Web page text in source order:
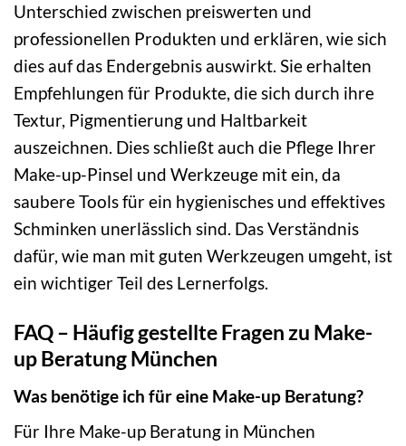
Unterschied zwischen preiswerten und
professionellen Produkten und erklären, wie sich
dies auf das Endergebnis auswirkt. Sie erhalten
Empfehlungen für Produkte, die sich durch ihre
Textur, Pigmentierung und Haltbarkeit
auszeichnen. Dies schließt auch die Pflege Ihrer
Make-up-Pinsel und Werkzeuge mit ein, da
saubere Tools für ein hygienisches und effektives
Schminken unerlässlich sind. Das Verständnis
dafür, wie man mit guten Werkzeugen umgeht, ist
ein wichtiger Teil des Lernerfolgs.
FAQ – Häufig gestellte Fragen zu Make-
up Beratung München
Was benötige ich für eine Make-up Beratung?
Für Ihre Make-up Beratung in München